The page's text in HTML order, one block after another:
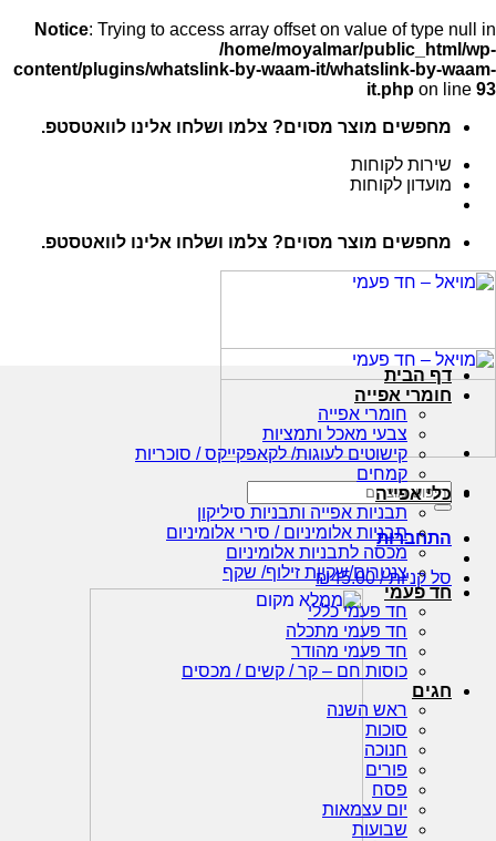
Notice: Trying to access array offset on value of type null in
/home/moyalmar/public_html/wp-
content/plugins/whatslink-by-waam-it/whatslink-by-waam-
it.php on line 93
מחפשים מוצר מסוים? צלמו ושלחו אלינו לוואטסטפ.
שירות לקוחות
מועדון לקוחות
מחפשים מוצר מסוים? צלמו ושלחו אלינו לוואטסטפ.
חיפוש
עבור:
התחברות
סל קניות / ₪45.00
דף הבית
חומרי אפייה
חומרי אפייה
צבעי מאכל ותמציות
קישוטים לעוגות/ לקאפקייקס / סוכריות
קמחים
כלי אפייה
תבניות אפייה ותבניות סיליקון
תבניות אלומיניום / סירי אלומיניום
מכסה לתבניות אלומיניום
צנטרים/שקיות זילוף/ שקף
חד פעמי
חד פעמי כללי
חד פעמי מתכלה
חד פעמי מהודר
כוסות חם – קר / קשים / מכסים
חגים
ראש השנה
סוכות
חנוכה
פורים
פסח
יום עצמאות
שבועות